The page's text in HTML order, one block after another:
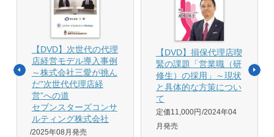
【DVD】次世代の代理
店経営モデル導入事例
～株式会社三愛が挑ん
だ”次世代代理店経
営”への道
セブンスターズコンサ
ルティング株式会社
2025年08月発売
【DVD】損保代理店喫
緊の課題「営業職（研
修生）の採用」～現状
と具体的な方策につい
て
定価11,000円 2024年04
月発売